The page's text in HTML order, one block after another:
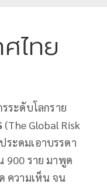
ไทย
ระดับโลกราย
(The Global Risk
ระดมเอาบรรดา
900 ราย มาพูด
ความเห็น จน